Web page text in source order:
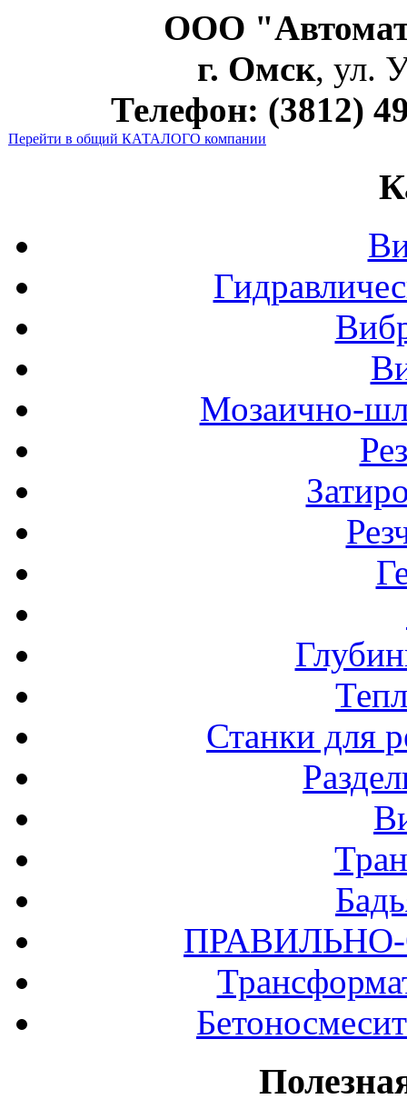
ООО
г. Омск, ул.
Телефон: (3812)
Перейти в общий КАТАЛОГО компании
Мозаично-
Станки для